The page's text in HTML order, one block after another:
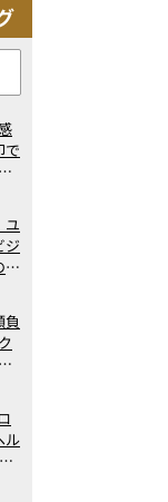
で
ユ
ジ
透
負
ル